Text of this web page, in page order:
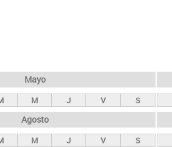
Mayo
M J V S
Agosto
M J V S